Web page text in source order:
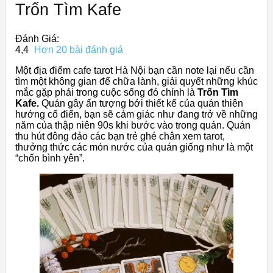
Trốn Tìm Kafe
Đánh Giá:
4,4
Hơn 20 bài đánh giá
Một địa điểm cafe tarot Hà Nội bạn cần note lại nếu cần
tìm một không gian để chữa lành, giải quyết những khúc
mắc gặp phải trong cuộc sống đó chính là Trốn Tìm
Kafe. Quán gây ấn tượng bởi thiết kế của quán thiên
hướng cổ điển, bạn sẽ cảm giác như đang trở về những
năm của thập niên 90s khi bước vào trong quán. Quán
thu hút đông đảo các bạn trẻ ghé chân xem tarot,
thưởng thức các món nước của quán giống như là một
“chốn bình yên”.